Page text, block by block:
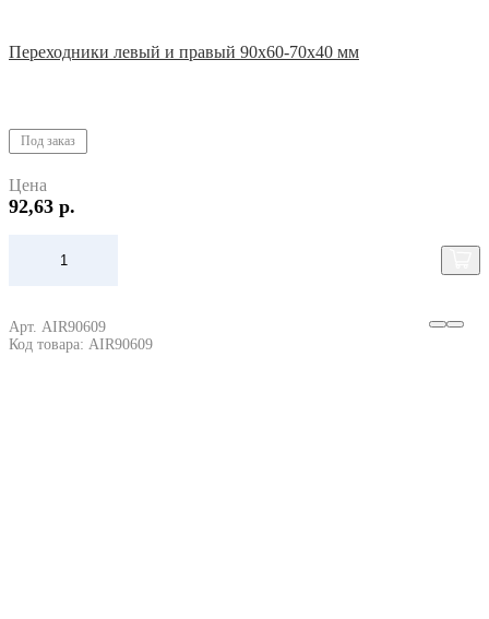
Переходники левый и правый 90х60-70х40 мм
Под заказ
Цена
92,63 р.
Арт. AIR90609
Код товара: AIR90609